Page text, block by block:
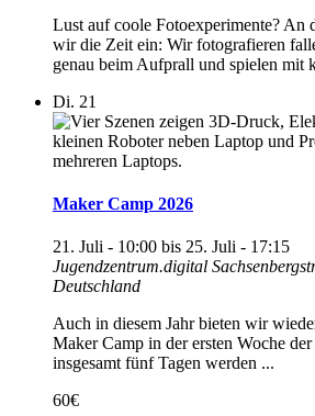
Lust auf coole Fotoexperimente? An
wir die Zeit ein: Wir fotografieren
genau beim Aufprall und spielen mit
Di. 21
Maker Camp 2026
21. Juli - 10:00 bis 25. Juli - 17:15
Jugendzentrum.digital
Deutschland
Auch in diesem Jahr bieten wir
Maker Camp in der ersten Woche
insgesamt fünf Tagen werden ...
60€